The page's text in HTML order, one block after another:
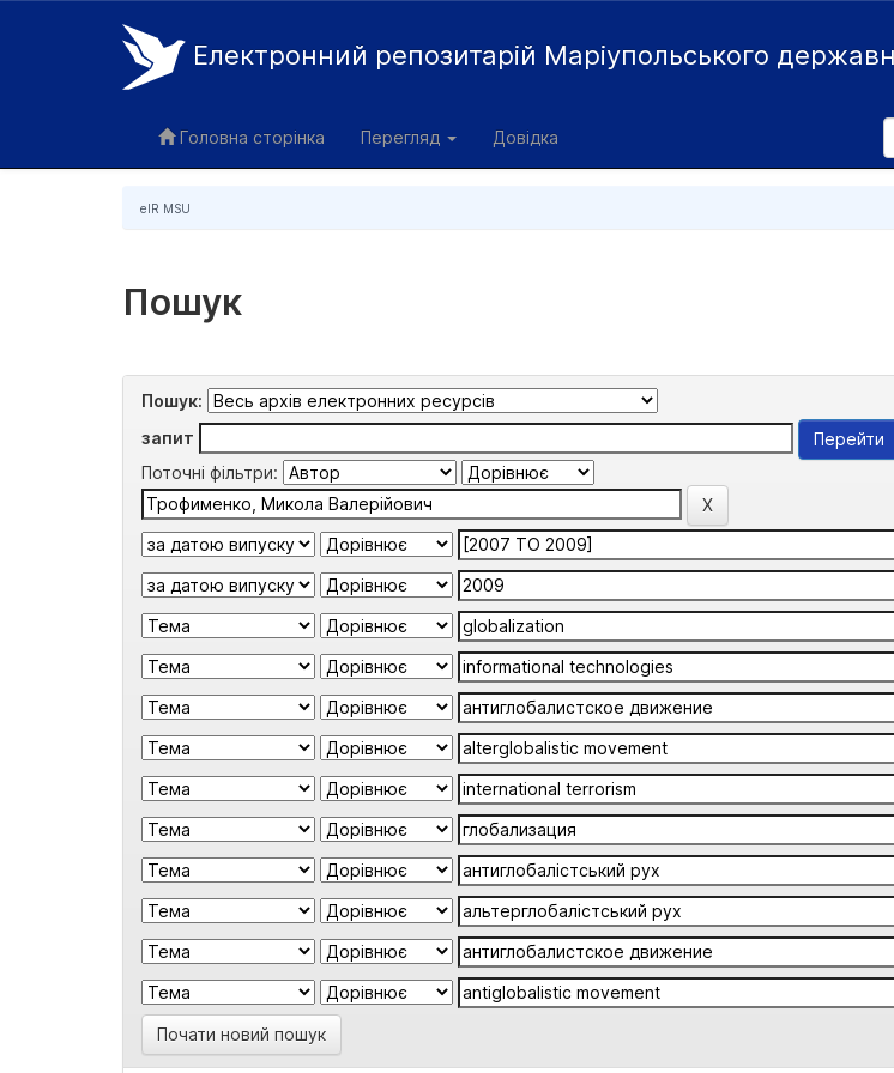
Електронний репозитарій Маріупольського
Головна сторінка Перегляд Довідка
eIR MSU
Пошук
Пошук:
запит
Поточні фільтри:
Почати новий пошук